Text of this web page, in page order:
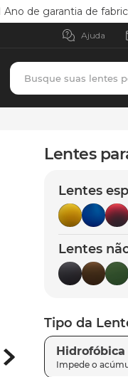
de garantia de
Ajuda
Busque suas lentes
Lentes
Lentes
Lentes
Tipo da
Hidrofóbica